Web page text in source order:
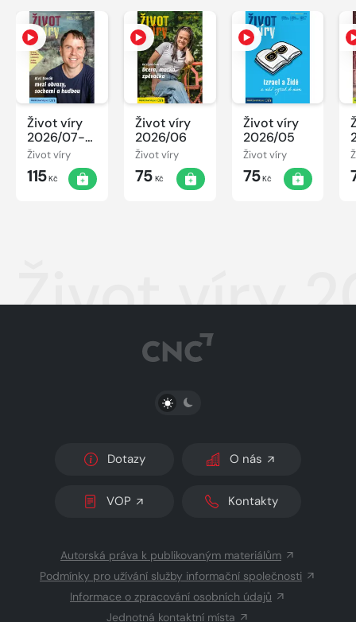
Život víry
2026/07-
08
Život víry
115Kč
Život víry
2026/06
Život víry
75Kč
Život víry
2026/05
Život víry
75Kč
Život víry
PŘEPNOUT SVĚTLÝ/TMAVÝ REŽIM
Dotazy O nás
VOP Kontakty
Autorská práva k publikovaným materiálům
Podmínky pro užívání služby informační společnosti
Informace o zpracování osobních údajů
Jednotná kontaktní místa